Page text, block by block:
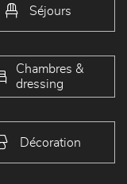
Séjours
Chambres &
dressing
Décoration